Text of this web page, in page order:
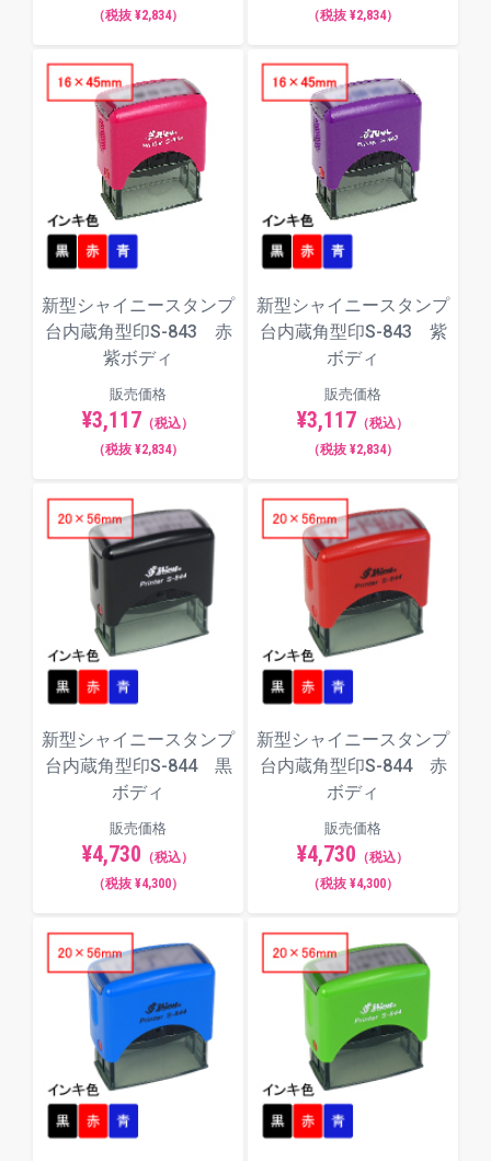
（税抜 ¥2,834）
（税抜 ¥2,834）
新型シャイニースタンプ
台内蔵角型印S-843 赤
紫ボディ
販売価格
¥3,117 （税込）
（税抜 ¥2,834）
新型シャイニースタンプ
台内蔵角型印S-843 紫
ボディ
販売価格
¥3,117 （税込）
（税抜 ¥2,834）
新型シャイニースタンプ
台内蔵角型印S-844 黒
ボディ
販売価格
¥4,730 （税込）
（税抜 ¥4,300）
新型シャイニースタンプ
台内蔵角型印S-844 赤
ボディ
販売価格
¥4,730 （税込）
（税抜 ¥4,300）